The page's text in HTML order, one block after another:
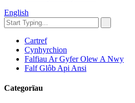
English
Cartref
Cynhyrchion
Falfiau Ar Gyfer Olew A Nwy
Falf Glôb Api Ansi
Categorïau